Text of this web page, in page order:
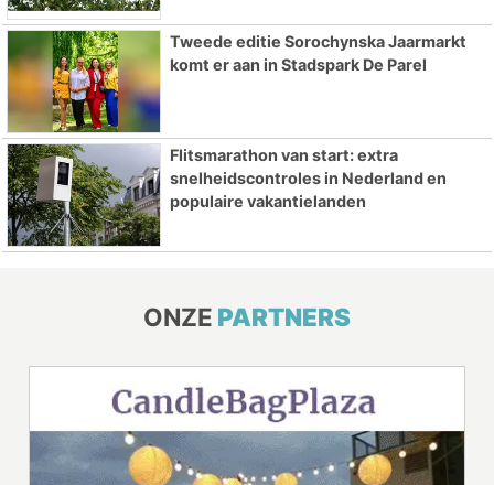
Tweede editie Sorochynska Jaarmarkt
komt er aan in Stadspark De Parel
Flitsmarathon van start: extra
snelheidscontroles in Nederland en
populaire vakantielanden
ONZE PARTNERS